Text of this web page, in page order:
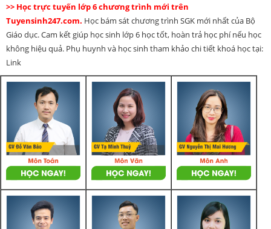
>> Học trực tuyến lớp 6 chương trình mới trên
Tuyensinh247.com. Học bám sát chương trình SGK mới nhất của Bộ
Giáo dục. Cam kết giúp học sinh lớp 6 học tốt, hoàn trả học phí nếu học
không hiệu quả. Phụ huynh và học sinh tham khảo chi tiết khoá học tại:
Link